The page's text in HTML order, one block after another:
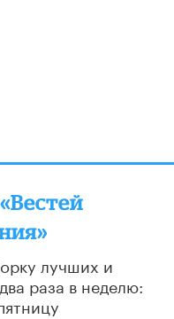
лучших и
два раза в неделю: